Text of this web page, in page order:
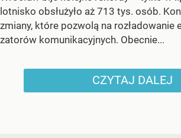
lotnisko obsłużyło aż 713 tys. osób.
zmiany, które pozwolą na rozładowanie
zatorów komunikacyjnych. Obecnie...
CZYTAJ DALEJ